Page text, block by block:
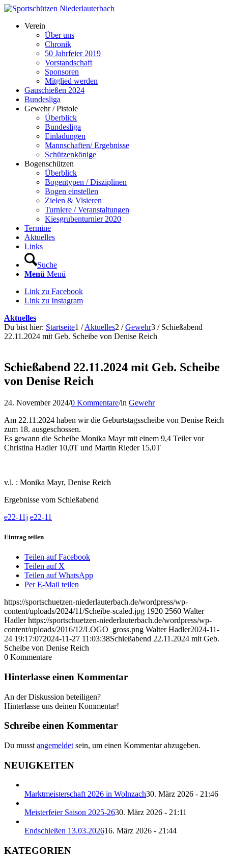
Verein
Über uns
Chronik
50 Jahrfeier 2019
Vorstandschaft
Sponsoren
Mitglied werden
Gauschießen 2024
Bundesliga
Gewehr / Pistole
Überblick
Bundesliga
Einladungen
Mannschaften/ Ergebnisse
Schützenkönige
Bogenschützen
Überblick
Bogentypen / Disziplinen
Bogen einstellen
Zielen & Visieren
Turniere / Veranstaltungen
Kiesgrubenturnier 2020
Termine
Aktuelles
Links
Suche
Menü Menü
Link zu Facebook
Link zu Instagram
Aktuelles
Du bist hier: Startseite1 / Aktuelles2 / Gewehr3 / Schießabend
22.11.2024 mit Geb. Scheibe von Denise Reich
Schießabend 22.11.2024 mit Geb. Scheibe
von Denise Reich
24. November 2024/0 Kommentare/in Gewehr
Am 22.11.2024 haben wir die Geburtstagsscheibe von Denise Reich
zum 18. ausgeschossen.
Es gewann die Scheibe Monika Mayr mit einem 9,4 Teiler vor
Christina Hadler 10,0T und Martin Rieder 15,0T
v.l. : Monika Mayr, Denise Reich
Ergebnisse vom Schießabend
e22-11j e22-11
Eintrag teilen
Teilen auf Facebook
Teilen auf X
Teilen auf WhatsApp
Per E-Mail teilen
https://sportschuetzen-niederlauterbach.de/wordpress/wp-
content/uploads/2024/11/Scheibe-scaled.jpg 1920 2560 Walter
Hadler https://sportschuetzen-niederlauterbach.de/wordpress/wp-
content/uploads/2016/12/LOGO_gross.png Walter Hadler2024-11-
24 19:17:072024-11-27 11:03:38Schießabend 22.11.2024 mit Geb.
Scheibe von Denise Reich
0 Kommentare
Hinterlasse einen Kommentar
An der Diskussion beteiligen?
Hinterlasse uns deinen Kommentar!
Schreibe einen Kommentar
Du musst angemeldet sein, um einen Kommentar abzugeben.
NEUIGKEITEN
Marktmeisterschaft 2026 in Wolnzach30. März 2026 - 21:46
Meisterfeier Saison 2025-2630. März 2026 - 21:11
Endschießen 13.03.202616. März 2026 - 21:44
KATEGORIEN